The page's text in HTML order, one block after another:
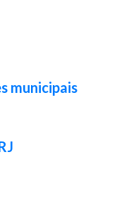
municipais